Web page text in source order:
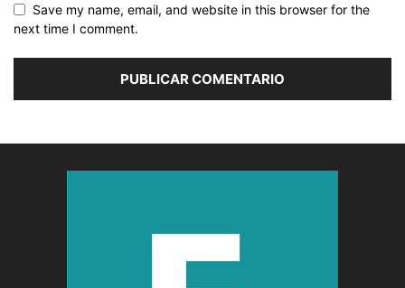
Save my name, email, and website in this browser for the
next time I comment.